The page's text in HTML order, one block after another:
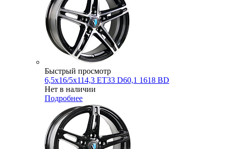
Быстрый просмотр
6,5x16/5x114,3 ET33 D60,1 1618 BD
Нет в наличии
Подробнее